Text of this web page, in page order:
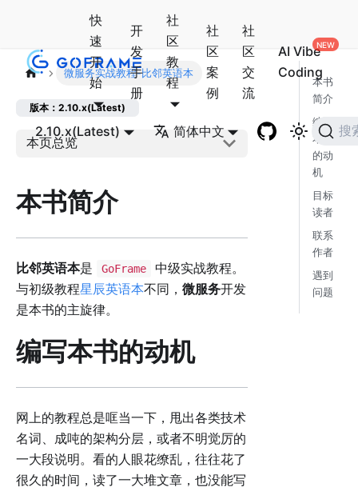
快
速
开
始
开
发
手
册
社
区
教
程
社
区
案
例
社
区
交
流
AI Vibe
Coding
2.10.x(Latest) 简体中文 搜
微服务实战教程-比邻英语本
版本：2.10.x(Latest)
本页总览
本书简介
比邻英语本是 GoFrame
中级实战教程。
与初级教程星辰英语本不同， 微服务开发
是本书的主旋律。
编写本书的动机
网上的教程总是哐当一下，甩出各类技术
名词、成吨的架构分层，或者不明觉厉的
一大段说明。看的人眼花缭乱，往往花了
很久的时间，读了一大堆文章，也没能写
本书
简介
编写
本书
的动
机
目标
读者
联系
作者
遇到
问题